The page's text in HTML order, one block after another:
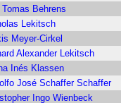
Tomas Behrens
Lekitsch
Meyer-Cirkel
Alexander Lekitsch
Inés Klassen
José Schaffer Schaffer
Ingo Wienbeck